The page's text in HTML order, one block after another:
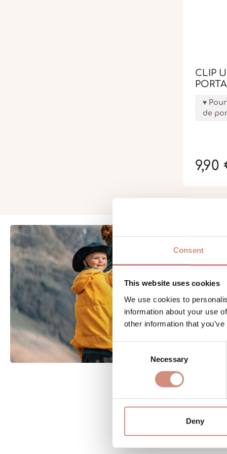
Consent
This website uses cookies
We use cookies to
information about your use
other information that
Consent
Selection
Necessary
Deny
CLIP
de
9,90